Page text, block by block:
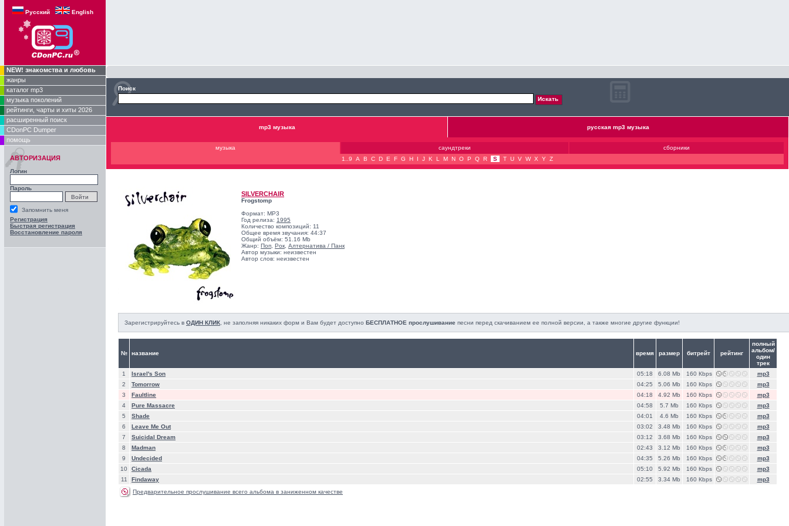
Русский English
NEW! знакомства и любовь
жанры
каталог mp3
музыка поколений
рейтинги, чарты и хиты 2026
расширенный поиск
CDonPC Dumper
помощь
АВТОРИЗАЦИЯ
Логин
Пароль
Запомнить меня
Регистрация
Быстрая регистрация
Восстановление пароля
Поиск
mp3 музыка русская mp3 музыка
музыка саундтреки
сборники
1..9
A B C D E F G H I J K L M N O P Q R S T U V W X Y Z
SILVERCHAIR
Frogstomp
Формат: MP3
Год релиза: 1995
Количество композиций: 11
Общее время звучания: 44:37
Общий объём: 51.16 Mb
Жанр: Поп Рок Алтернатива / Панк
Автор музыки: неизвестен
Автор слов: неизвестен
Зарегистрируйтесь в ОДИН КЛИК , не заполняя никаких форм и Вам будет доступно БЕСПЛАТНОЕ прослушивание песни перед cкачиванием ее полной версии, а также многие другие функции!
№ название время размер битрейт рейтинг
полный
альбом/
один
трек
1
Israel's Son 05:18 6.08 Mb 160 Кbps
mp3
2
Tomorrow 04:25 5.06 Mb 160 Кbps
mp3
3
Faultline 04:18 4.92 Mb 160 Кbps
mp3
4
Pure Massacre 04:58 5.7 Mb 160 Кbps
mp3
5
Shade 04:01 4.6 Mb 160 Кbps
mp3
6
Leave Me Out 03:02 3.48 Mb 160 Кbps
mp3
7
Suicidal Dream 03:12 3.68 Mb 160 Кbps
mp3
8
Madman 02:43 3.12 Mb 160 Кbps
mp3
9
Undecided 04:35 5.26 Mb 160 Кbps
mp3
10
Cicada 05:10 5.92 Mb 160 Кbps
mp3
11
Findaway 02:55 3.34 Mb 160 Кbps
mp3
Предварительное прослушивание всего альбома в заниженном качестве